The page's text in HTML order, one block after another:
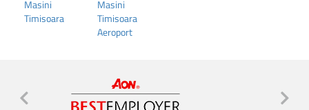
Masini
Timisoara
Masini
Timisoara
Aeroport